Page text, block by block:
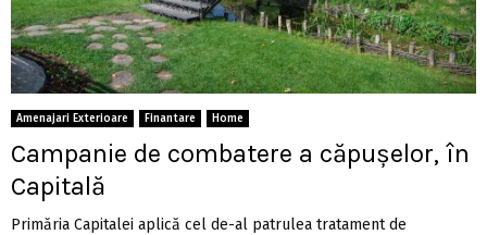
Amenajari Exterioare Finantare Home
Campanie de combatere a căpușelor, în
Capitală
Primăria Capitalei aplică cel de-al patrulea tratament de